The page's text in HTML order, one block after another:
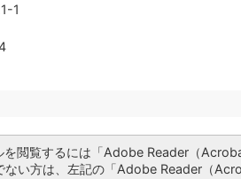
1
を閲覧するには「Adobe Reader（
ない方は、左記の「Adobe Reader（